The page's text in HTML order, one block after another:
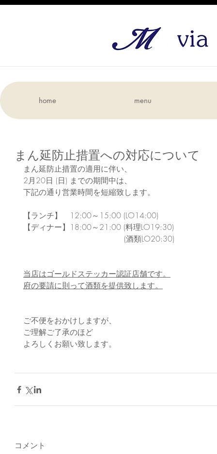
home menu
まん延防止措置への対応について
まん延防止措置の適用に伴い、
2月20日 (日) までの期間中は、
下記の通り営業時間を短縮致します。
【ランチ】　12:00～15:00 (LO14:00)
【ディナー】18:00～21:00 (料理LO19:30)
(酒類LO20:30)
当店はゴールドステッカー認証店舗です。
府の要請に則って酒類を提供致します。
ご不便をおかけしますが、
ご理解ご了承のほど
よろしくお願い致します。
コメント